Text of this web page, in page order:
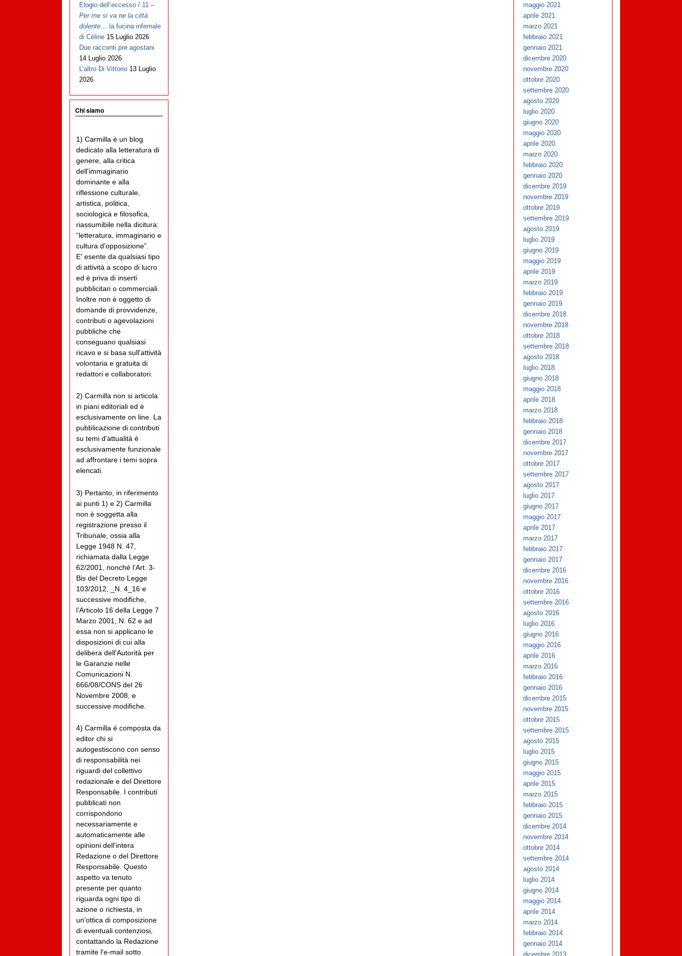
Elogio dell’eccesso / 11 –
Per me si va ne la città
dolente… la fucina infernale
di Cèline 15 Luglio 2026
Due racconti pre agostani
14 Luglio 2026
L’altro Di Vittorio 13 Luglio
2026
Chi siamo
1) Carmilla è un blog
dedicato alla letteratura di
genere, alla critica
dell'immaginario
dominante e alla
riflessione culturale,
artistica, politica,
sociologica e filosofica,
riassumibile nella dicitura:
“letteratura, immaginario e
cultura d'opposizione”.
E' esente da qualsiasi tipo
di attività a scopo di lucro
ed è priva di inserti
pubblicitari o commerciali.
Inoltre non è oggetto di
domande di provvidenze,
contributi o agevolazioni
pubbliche che
conseguano qualsiasi
ricavo e si basa sull'attività
volontaria e gratuita di
redattori e collaboratori.
2) Carmilla non si articola
in piani editoriali ed è
esclusivamente on line. La
pubblicazione di contributi
su temi d'attualità è
esclusivamente funzionale
ad affrontare i temi sopra
elencati.
3) Pertanto, in riferimento
ai punti 1) e 2) Carmilla
non è soggetta alla
registrazione presso il
Tribunale, ossia alla
Legge 1948 N. 47,
richiamata dalla Legge
62/2001, nonché l’Art. 3-
Bis del Decreto Legge
103/2012, _N. 4_16 e
successive modifiche,
l’Articolo 16 della Legge 7
Marzo 2001, N. 62 e ad
essa non si applicano le
disposizioni di cui alla
delibera dell'Autorità per
le Garanzie nelle
Comunicazioni N.
666/08/CONS del 26
Novembre 2008, e
successive modifiche.
4) Carmilla è composta da
editor chi si
autogestiscono con senso
di responsabilità nei
riguardi del collettivo
redazionale e del Direttore
Responsabile. I contributi
pubblicati non
corrispondono
necessariamente e
automaticamente alle
opinioni dell'intera
Redazione o del Direttore
Responsabile. Questo
aspetto va tenuto
presente per quanto
riguarda ogni tipo di
azione o richiesta, in
un'ottica di composizione
di eventuali contenziosi,
contattando la Redazione
tramite l'e-mail sotto
maggio 2021
aprile 2021
marzo 2021
febbraio 2021
gennaio 2021
dicembre 2020
novembre 2020
ottobre 2020
settembre 2020
agosto 2020
luglio 2020
giugno 2020
maggio 2020
aprile 2020
marzo 2020
febbraio 2020
gennaio 2020
dicembre 2019
novembre 2019
ottobre 2019
settembre 2019
agosto 2019
luglio 2019
giugno 2019
maggio 2019
aprile 2019
marzo 2019
febbraio 2019
gennaio 2019
dicembre 2018
novembre 2018
ottobre 2018
settembre 2018
agosto 2018
luglio 2018
giugno 2018
maggio 2018
aprile 2018
marzo 2018
febbraio 2018
gennaio 2018
dicembre 2017
novembre 2017
ottobre 2017
settembre 2017
agosto 2017
luglio 2017
giugno 2017
maggio 2017
aprile 2017
marzo 2017
febbraio 2017
gennaio 2017
dicembre 2016
novembre 2016
ottobre 2016
settembre 2016
agosto 2016
luglio 2016
giugno 2016
maggio 2016
aprile 2016
marzo 2016
febbraio 2016
gennaio 2016
dicembre 2015
novembre 2015
ottobre 2015
settembre 2015
agosto 2015
luglio 2015
giugno 2015
maggio 2015
aprile 2015
marzo 2015
febbraio 2015
gennaio 2015
dicembre 2014
novembre 2014
ottobre 2014
settembre 2014
agosto 2014
luglio 2014
giugno 2014
maggio 2014
aprile 2014
marzo 2014
febbraio 2014
gennaio 2014
dicembre 2013